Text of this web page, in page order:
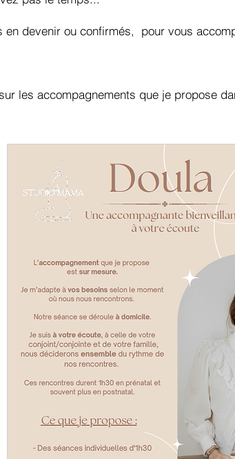
devenir ou confirmés, pour vous
les accompagnements que je propose